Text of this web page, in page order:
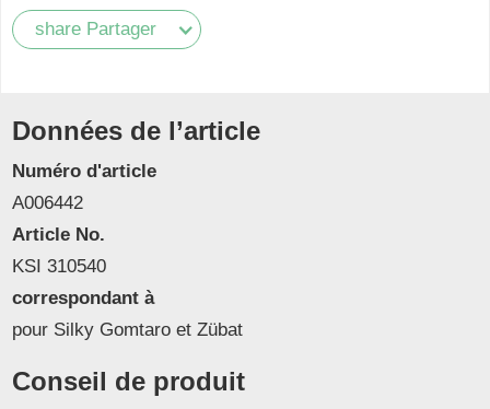
share Partager
Données de l’article
Numéro d'article
A006442
Article No.
KSI 310540
correspondant à
pour Silky Gomtaro et Zübat
Conseil de produit